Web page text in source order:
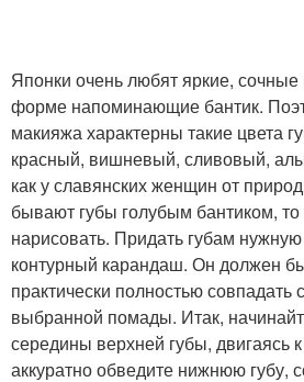
Японки очень любят яркие, сочные
форме напоминающие бантик.
макияжа характерны такие цвета
красный, вишневый, сливовый,
как у славянских женщин от
бывают губы голубым бантиком, то
нарисовать. Придать губам
контурный карандаш. Он должен
практически полностью
выбранной помады. Итак,
середины верхней губы, двигаясь
аккуратно обведите нижнюю губу,